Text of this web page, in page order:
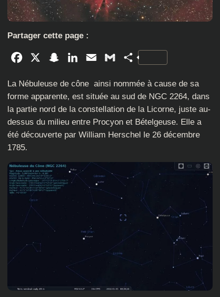
Partager cette page :
Facebook SnapchatLinkedInEmail GmailPartager
La Nébuleuse de cône ainsi nommée à cause de sa
forme apparente, est située au sud de NGC 2264, dans
la partie nord de la constellation de la Licorne, juste au-
dessus du milieu entre Procyon et Bételgeuse. Elle a
été découverte par William Herschel le 26 décembre
1785.